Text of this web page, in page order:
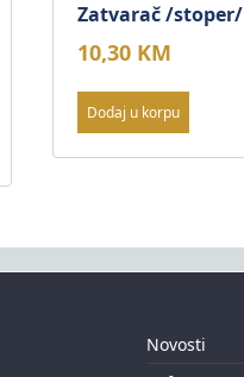
Zatvarač /stoper/
10,30 KM
Dodaj u korpu
Novosti